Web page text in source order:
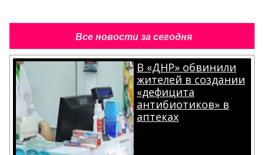
Все новости за сегодня
В «ДНР» обвинили
жителей в создании
«дефицита
антибиотиков» в
аптеках
.